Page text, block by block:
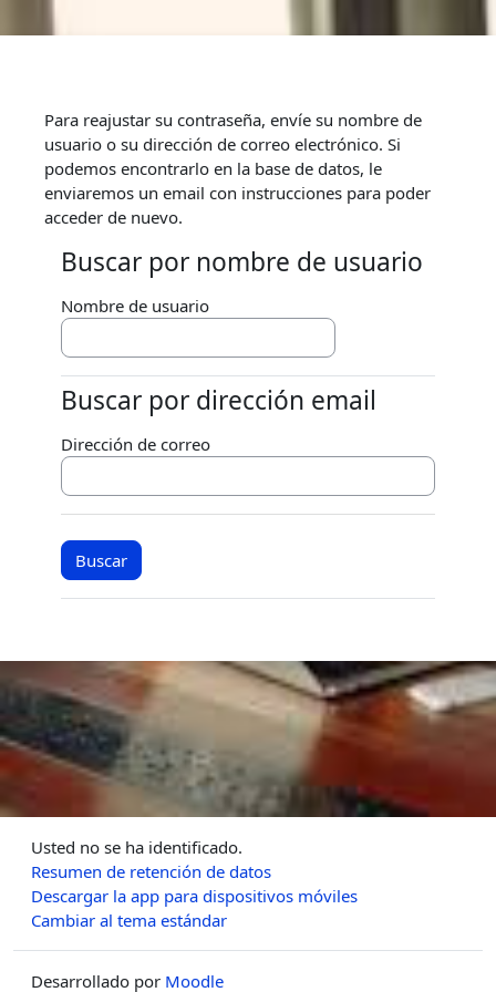
Para reajustar su contraseña, envíe su nombre de
usuario o su dirección de correo electrónico. Si
podemos encontrarlo en la base de datos, le
enviaremos un email con instrucciones para poder
acceder de nuevo.
Buscar por nombre de usuario
Buscar por nombre de usuario
Nombre de usuario
Buscar por dirección email
Buscar por dirección email
Dirección de correo
Usted no se ha identificado.
Resumen de retención de datos
Descargar la app para dispositivos móviles
Cambiar al tema estándar
Desarrollado por Moodle